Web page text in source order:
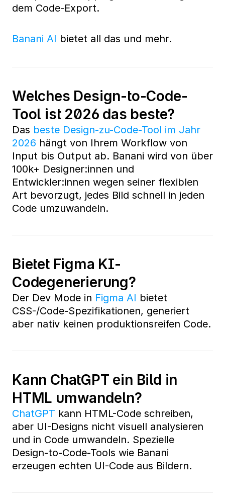
dem Code-Export.
Banani AI bietet all das und mehr.
Welches Design-to-Code-
Tool ist 2026 das beste?
Das beste Design-zu-Code-Tool im Jahr
2026 hängt von Ihrem Workflow von
Input bis Output ab. Banani wird von über
100k+ Designer:innen und
Entwickler:innen wegen seiner flexiblen
Art bevorzugt, jedes Bild schnell in jeden
Code umzuwandeln.
Bietet Figma KI-
Codegenerierung?
Der Dev Mode in Figma AI bietet
CSS-/Code-Spezifikationen, generiert
aber nativ keinen produktionsreifen Code.
Kann ChatGPT ein Bild in
HTML umwandeln?
ChatGPT kann HTML-Code schreiben,
aber UI-Designs nicht visuell analysieren
und in Code umwandeln. Spezielle
Design-to-Code-Tools wie Banani
erzeugen echten UI-Code aus Bildern.